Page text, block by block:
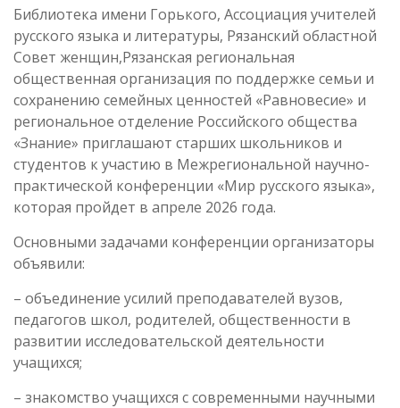
Библиотека имени Горького, Ассоциация учителей
русского языка и литературы, Рязанский областной
Совет женщин,Рязанская региональная
общественная организация по поддержке семьи и
сохранению семейных ценностей «Равновесие» и
региональное отделение Российского общества
«Знание» приглашают старших школьников и
студентов к участию в Межрегиональной научно-
практической конференции «Мир русского языка»,
которая пройдет в апреле 2026 года.
Основными задачами конференции организаторы
объявили:
– объединение усилий преподавателей вузов,
педагогов школ, родителей, общественности в
развитии исследовательской деятельности
учащихся;
– знакомство учащихся с современными научными